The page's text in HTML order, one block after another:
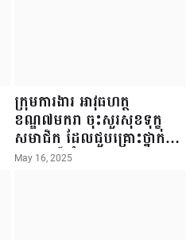
ក្រុមការងារ អាវុធហត្ថ
ខណ្ឌ៧មករា ចុះសួរសុខទុក្ខ
សមាជិក ដែលជួបគ្រោះថ្នាក់
ចរាចរណ៍ កំពុងសម្រាកព្យាបាល
May 16, 2025